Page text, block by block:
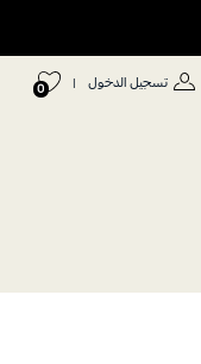
تسجيل الدخول |
0